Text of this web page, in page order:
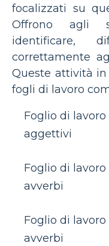
focalizzati su
Offrono agli
identificare,
correttamente
Queste attività
fogli di lavoro
Foglio di
aggettivi
Foglio di
avverbi
Foglio di
avverbi